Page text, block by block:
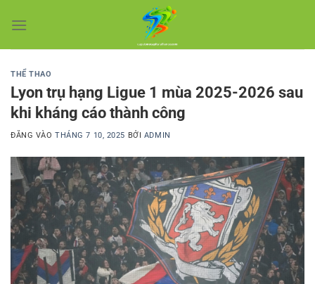
qua
THỂ THAO
Lyon trụ hạng Ligue 1 mùa 2025-2026 sau
khi kháng cáo thành công
ĐĂNG VÀOTHÁNG 7 10, 2025 BỞI ADMIN